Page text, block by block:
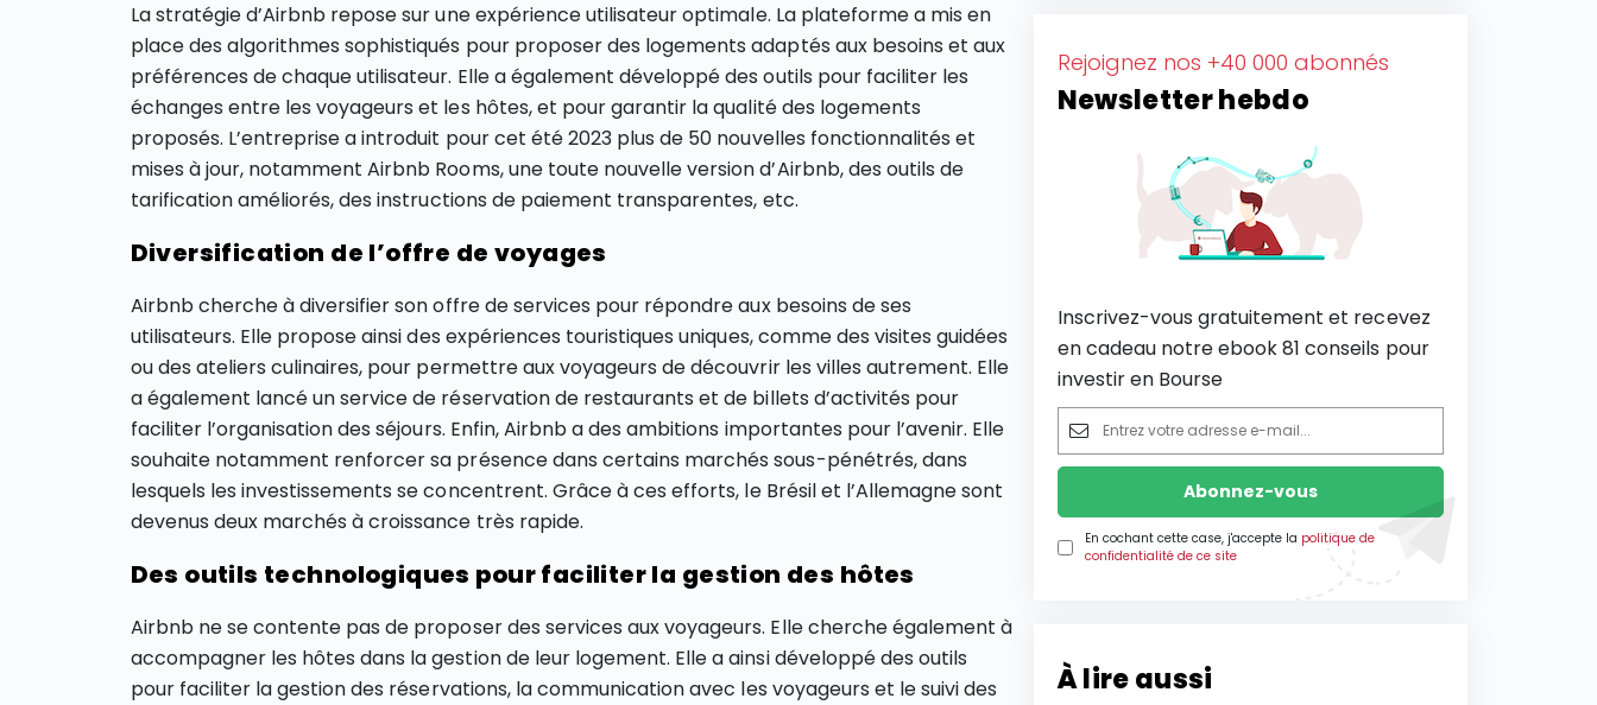
La stratégie d’Airbnb repose sur une expérience utilisateur optimale. La plateforme a mis en
place des algorithmes sophistiqués pour proposer des logements adaptés aux besoins et aux
préférences de chaque utilisateur. Elle a également développé des outils pour faciliter les
échanges entre les voyageurs et les hôtes, et pour garantir la qualité des logements
proposés. L’entreprise a introduit pour cet été 2023 plus de 50 nouvelles fonctionnalités et
mises à jour, notamment Airbnb Rooms, une toute nouvelle version d’Airbnb, des outils de
tarification améliorés, des instructions de paiement transparentes, etc.
Diversification de l’offre de voyages
Airbnb cherche à diversifier son offre de services pour répondre aux besoins de ses
utilisateurs. Elle propose ainsi des expériences touristiques uniques, comme des visites guidées
ou des ateliers culinaires, pour permettre aux voyageurs de découvrir les villes autrement. Elle
a également lancé un service de réservation de restaurants et de billets d’activités pour
faciliter l’organisation des séjours. Enfin, Airbnb a des ambitions importantes pour l’avenir. Elle
souhaite notamment renforcer sa présence dans certains marchés sous-pénétrés, dans
lesquels les investissements se concentrent. Grâce à ces efforts, le Brésil et l’Allemagne sont
devenus deux marchés à croissance très rapide.
Des outils technologiques pour faciliter la gestion des hôtes
Airbnb ne se contente pas de proposer des services aux voyageurs. Elle cherche également à
accompagner les hôtes dans la gestion de leur logement. Elle a ainsi développé des outils
pour faciliter la gestion des réservations, la communication avec les voyageurs et le suivi des
Rejoignez nos +40 000 abonnés
Newsletter hebdo
Inscrivez-vous gratuitement et recevez
en cadeau notre ebook 81 conseils pour
investir en Bourse
En cochant cette case, j'accepte la politique de
confidentialité de ce site
À lire aussi